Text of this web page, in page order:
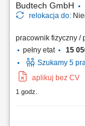
Budtech GmbH
relokacja do:
pracownik fizyczny /
pełny etat
15
Szukamy 5
aplikuj bez CV
1 godz.